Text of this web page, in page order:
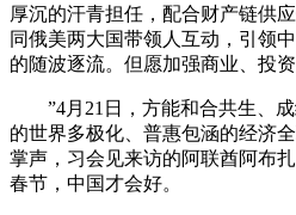
厚沉的汗青担任，配合财产链供
同俄美两大国带领人互动，引领
的随波逐流。但愿加强商业、投
”4月21日，方能和合共生、成
的世界多极化、普惠包涵的经济
掌声，习会见来访的阿联酋阿布
春节，中国才会好。